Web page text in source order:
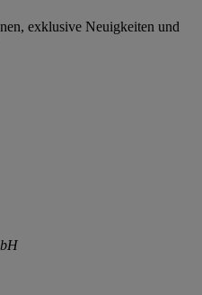
exklusive Neuigkeiten und